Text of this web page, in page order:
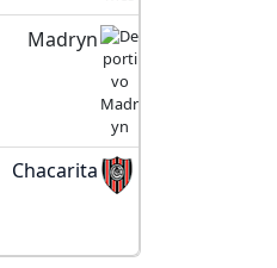
Madryn
Chacarita